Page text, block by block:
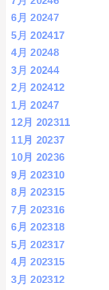
6月 20247
5月 202417
4月 20248
3月 20244
2月 202412
1月 20247
12月 202311
11月 20237
10月 20236
9月 202310
8月 202315
7月 202316
6月 202318
5月 202317
4月 202315
3月 202312